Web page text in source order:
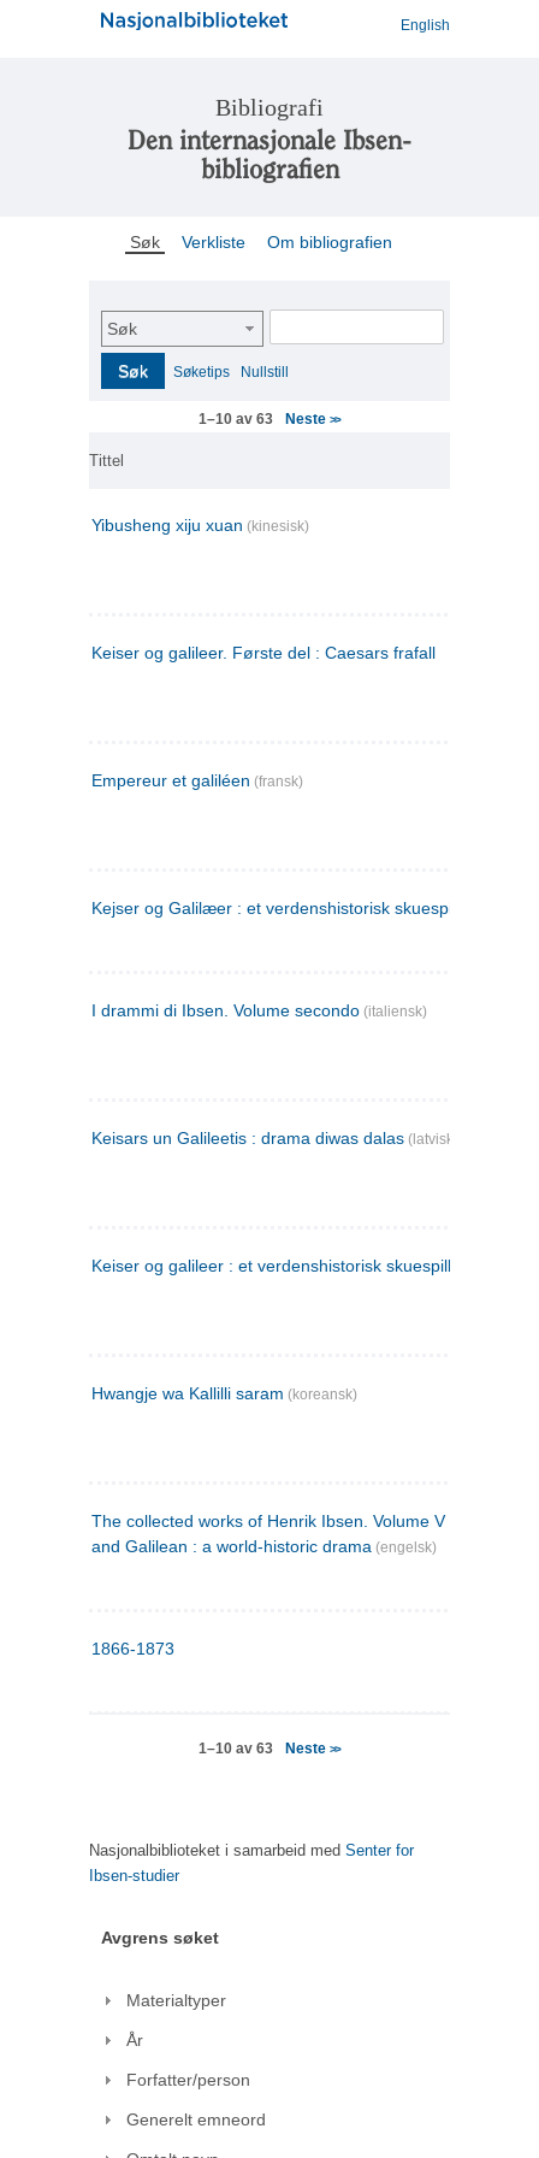
English
Bibliografi
Den internasjonale Ibsen-
bibliografien
Søk Verkliste Om bibliografien
Søk
Søk Søketips Nullstill
1–10 av 63 Neste>>
Tittel
Yibusheng xiju xuan (kinesisk)
Keiser og galileer. Første del : Caesars frafall
Empereur et galiléen (fransk)
Kejser og Galilæer : et verdenshistorisk skuespil
I drammi di Ibsen. Volume secondo (italiensk)
Keisars un Galileetis : drama diwas dalas (latvisk)
Keiser og galileer : et verdenshistorisk skuespill (1873)
Hwangje wa Kallilli saram (koreansk)
The collected works of Henrik Ibsen. Volume V : Emperor
and Galilean : a world-historic drama (engelsk)
1866-1873
1–10 av 63 Neste>>
Nasjonalbiblioteket i samarbeid med Senter for
Ibsen-studier
Avgrens søket
Materialtyper
År
Forfatter/person
Generelt emneord